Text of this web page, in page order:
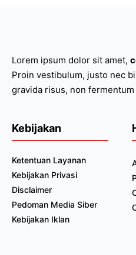
Lorem ipsum dolor sit amet,
Proin vestibulum, justo nec
gravida risus, non
Kebijakan
Ketentuan Layanan
Kebijakan Privasi
Disclaimer
Pedoman Media Siber
Kebijakan Iklan